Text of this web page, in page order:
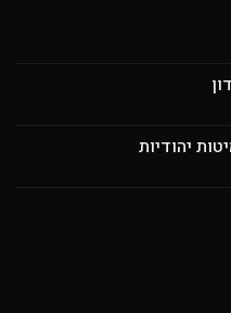
יהודיות